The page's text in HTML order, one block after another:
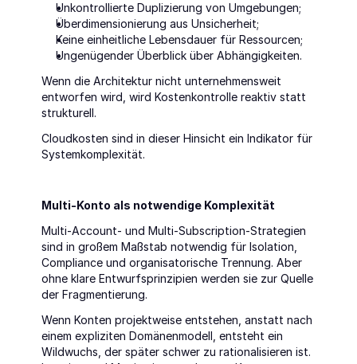
Unkontrollierte Duplizierung von Umgebungen;
Überdimensionierung aus Unsicherheit;
Keine einheitliche Lebensdauer für Ressourcen;
Ungenügender Überblick über Abhängigkeiten.
Wenn die Architektur nicht unternehmensweit
entworfen wird, wird Kostenkontrolle reaktiv statt
strukturell.
Cloudkosten sind in dieser Hinsicht ein Indikator für
Systemkomplexität.
Multi-Konto als notwendige Komplexität
Multi-Account- und Multi-Subscription-Strategien
sind in großem Maßstab notwendig für Isolation,
Compliance und organisatorische Trennung. Aber
ohne klare Entwurfsprinzipien werden sie zur Quelle
der Fragmentierung.
Wenn Konten projektweise entstehen, anstatt nach
einem expliziten Domänenmodell, entsteht ein
Wildwuchs, der später schwer zu rationalisieren ist.